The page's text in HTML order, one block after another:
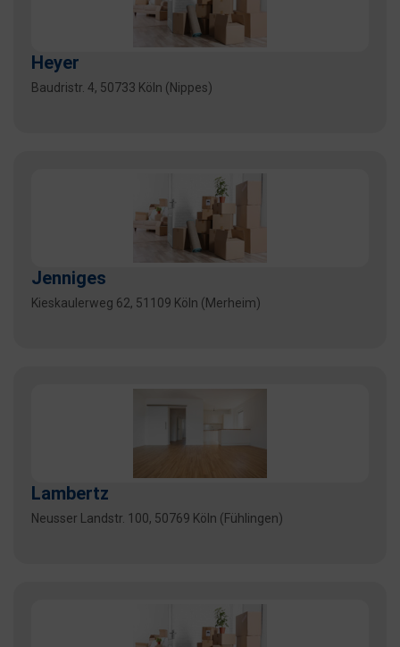
Heyer
Baudristr. 4, 50733 Köln (Nippes)
Jenniges
Kieskaulerweg 62, 51109 Köln (Merheim)
Lambertz
Neusser Landstr. 100, 50769 Köln (Fühlingen)